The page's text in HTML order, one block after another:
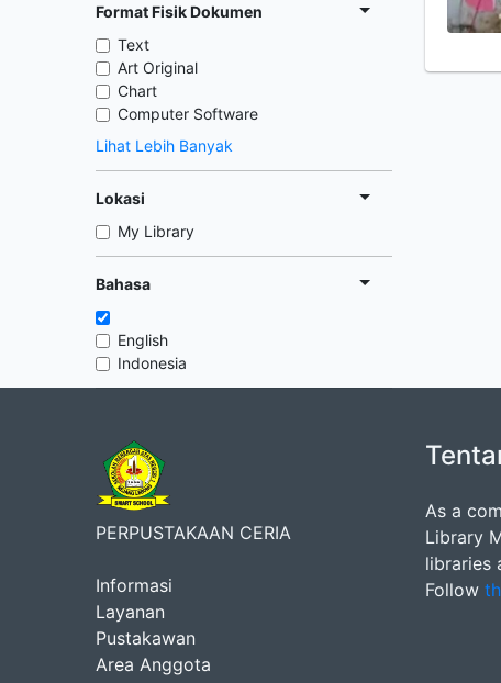
Format Fisik Dokumen
Text
Art Original
Chart
Computer Software
Lihat Lebih Banyak
Lokasi
My Library
Bahasa
English
Indonesia
PERPUSTAKAAN CERIA
Informasi
Layanan
Pustakawan
Area Anggota
As a
Library
libraries
Follow